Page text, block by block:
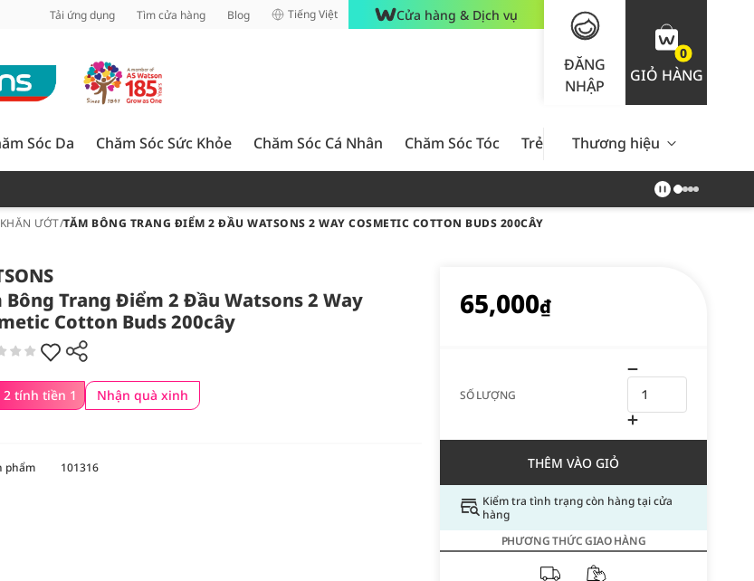
Tải ứng dụng Tìm cửa hàng Blog Tiếng Việt Cửa hàng & Dịch vụ
ĐĂNG
NHẬP
0
GIỎ HÀNG
Sóc Da Chăm Sóc Sức Khỏe Chăm Sóc Cá Nhân Chăm Sóc Tóc Trẻ Em Nam Giới Chăm Sóc
Thương hiệu
ƯỚT/TĂM BÔNG TRANG ĐIỂM 2 ĐẦU WATSONS 2 WAY COSMETIC COTTON BUDS 200CÂY
Bông Trang Điểm 2 Đầu Watsons 2 Way
Cotton Buds 200cây
2 tính tiền 1 Nhận quà xinh
65,000₫
SỐ LƯỢNG
THÊM VÀO GIỎ
Kiểm tra tình trạng còn hàng tại cửa
hàng
PHƯƠNG THỨC GIAO HÀNG
phẩm 101316